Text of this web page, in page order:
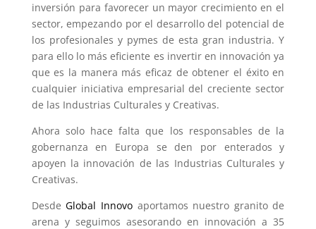
inversión para favorecer un mayor crecimiento en el
sector, empezando por el desarrollo del potencial de
los profesionales y pymes de esta gran industria. Y
para ello lo más eficiente es invertir en innovación ya
que es la manera más eficaz de obtener el éxito en
cualquier iniciativa empresarial del creciente sector
de las Industrias Culturales y Creativas.
Ahora solo hace falta que los responsables de la
gobernanza en Europa se den por enterados y
apoyen la innovación de las Industrias Culturales y
Creativas.
DesdeGlobal Innovo aportamos nuestro granito de
arena y seguimos asesorando en innovación a 35